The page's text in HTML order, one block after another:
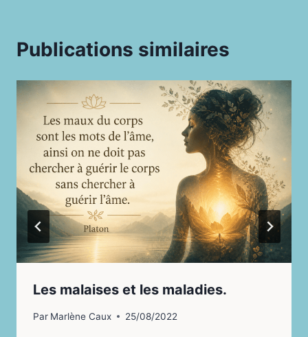
Publications similaires
Les malaises et les maladies.
Par Marlène Caux 25/08/2022